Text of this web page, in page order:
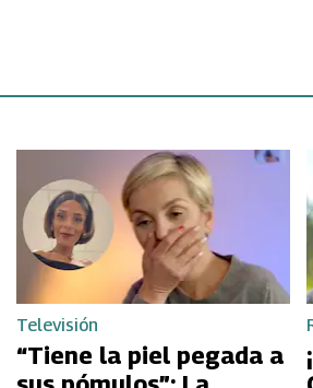
Televisión
“Tiene la piel pegada a